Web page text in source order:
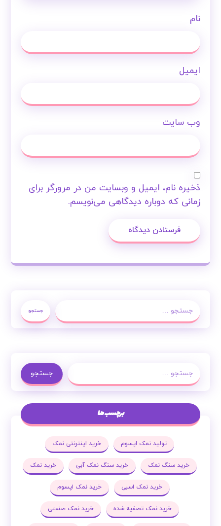
نام
ایمیل
وب‌ سایت
ذخیره نام، ایمیل و وبسایت من در مرورگر برای
زمانی که دوباره دیدگاهی می‌نویسم.
فرستادن دیدگاه
جستجو
جستجو
برچسب ها
تولید نمک اپسوم خرید اینترنتی نمک
خرید سنگ نمک خرید سنگ نمک آبی خرید نمک
خرید نمک اسبی خرید نمک اپسوم
خرید نمک تصفیه شده خرید نمک صنعتی